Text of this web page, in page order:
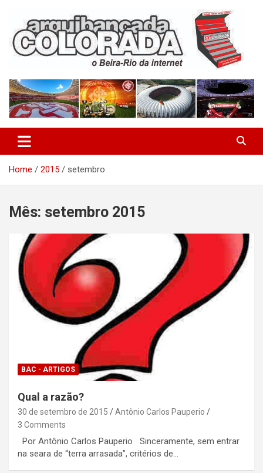
content
Arquibancada Colorada
Home 2015 setembro
Mês: setembro 2015
BAC - ARTIGOS
Qual a razão?
30 de setembro de 2015
Antônio Carlos Pauperio
3 Comments
Por Antônio Carlos Pauperio Sinceramente, sem entrar
na seara de “terra arrasada”, critérios de…